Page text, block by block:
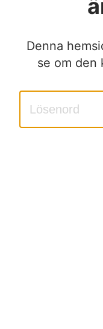
Denna
se om den